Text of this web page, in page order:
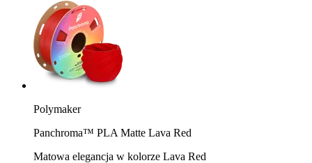
Polymaker
Panchroma™ PLA Matte Lava Red
Matowa elegancja w kolorze Lava Red